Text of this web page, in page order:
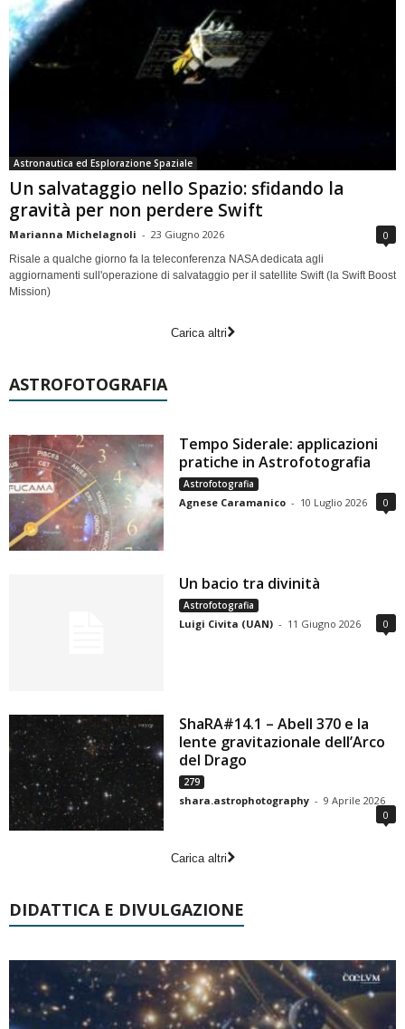
Astronautica ed Esplorazione Spaziale
Un salvataggio nello Spazio: sfidando la
gravità per non perdere Swift
Marianna Michelagnoli - 23 Giugno 2026 0
Risale a qualche giorno fa la teleconferenza NASA dedicata agli
aggiornamenti sull'operazione di salvataggio per il satellite Swift (la Swift Boost
Mission)
Carica altri
ASTROFOTOGRAFIA
Tempo Siderale: applicazioni
pratiche in Astrofotografia
Astrofotografia
Agnese Caramanico - 10 Luglio 2026 0
Un bacio tra divinità
Astrofotografia
Luigi Civita (UAN) - 11 Giugno 2026 0
ShaRA#14.1 – Abell 370 e la
lente gravitazionale dell’Arco
del Drago
279
shara.astrophotography - 9 Aprile 2026
0
Carica altri
DIDATTICA E DIVULGAZIONE